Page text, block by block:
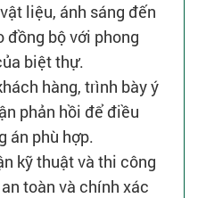
liệu, ánh sáng đến
bộ với phong
biệt thự.
hàng, trình bày ý
phản hồi để điều
án phù hợp.
kỹ thuật và thi công
toàn và chính xác